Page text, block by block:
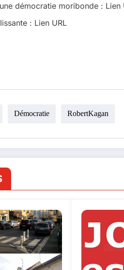
démocratie moribonde : Lien
: Lien URL
Démocratie RobertKagan